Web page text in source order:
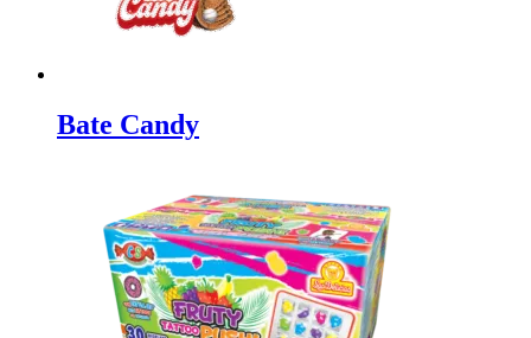
Bate Candy